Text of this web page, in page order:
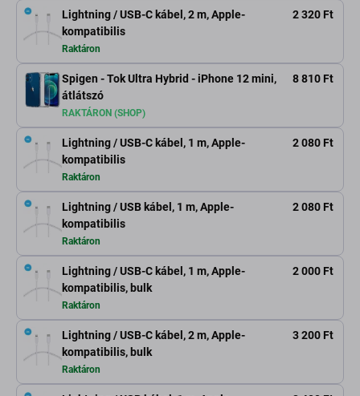
Lightning / USB-C kábel, 2 m, Apple-
kompatibilis
2 320 Ft
Raktáron
Spigen - Tok Ultra Hybrid - iPhone 12 mini,
átlátszó
8 810 Ft
RAKTÁRON (SHOP)
Lightning / USB-C kábel, 1 m, Apple-
kompatibilis
2 080 Ft
Raktáron
Lightning / USB kábel, 1 m, Apple-
kompatibilis
2 080 Ft
Raktáron
Lightning / USB-C kábel, 1 m, Apple-
kompatibilis, bulk
2 000 Ft
Raktáron
Lightning / USB-C kábel, 2 m, Apple-
kompatibilis, bulk
3 200 Ft
Raktáron